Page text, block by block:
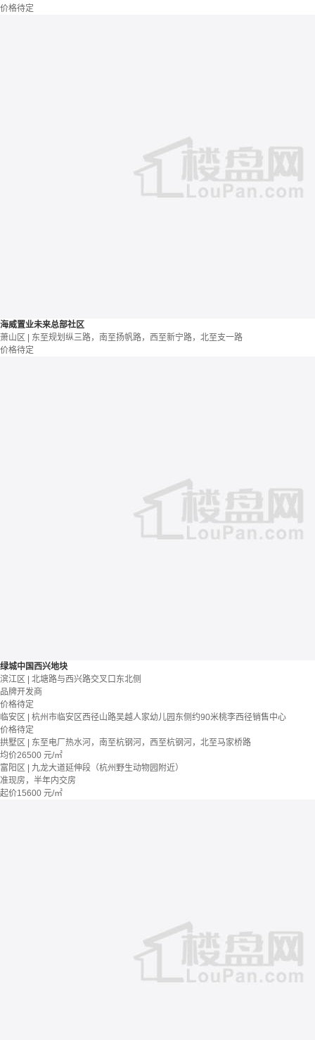
价格待定
海威置业未来总部社区
萧山区 | 东至规划纵三路，南至扬帆路，西至新宁路，北至支一路
价格待定
绿城中国西兴地块
滨江区 | 北塘路与西兴路交叉口东北侧
品牌开发商
价格待定
临安区 | 杭州市临安区西径山路吴越人家幼儿园东侧约90米桃李西径销售中心
价格待定
拱墅区 | 东至电厂热水河，南至杭钢河，西至杭钢河，北至马家桥路
均价26500 元/㎡
富阳区 | 九龙大道延伸段（杭州野生动物园附近）
准现房，半年内交房
起价15600 元/㎡